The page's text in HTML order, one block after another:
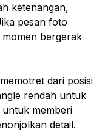
ketenangan,
pesan foto
momen bergerak
dari posisi
rendah untuk
untuk memberi
detail.